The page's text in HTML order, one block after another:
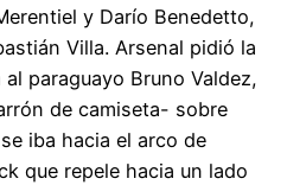
y Darío Benedetto,
Villa. Arsenal pidió la
paraguayo Bruno Valdez,
de camiseta- sobre
iba hacia el arco de
que repele hacia un lado